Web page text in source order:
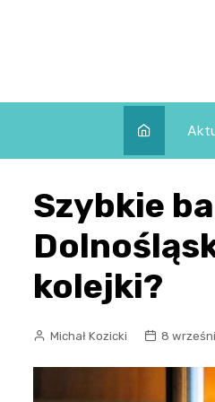
Szybkie
kolejki?
Michał Kozicki 8